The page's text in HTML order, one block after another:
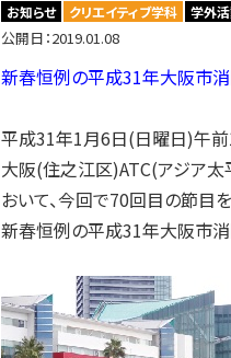
お知らせ クリエイティブ学科 学外
公開日：2019.01.08
新春恒例の平成31年大阪市
平成31年1月6日(日曜日)午
大阪(住之江区)ATC(アジア太
おいて、今回で70回目の節目
新春恒例の平成31年大阪市